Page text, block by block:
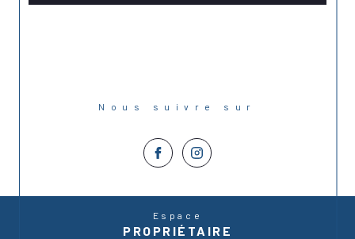
Nous suivre sur
Espace
PROPRIÉTAIRE